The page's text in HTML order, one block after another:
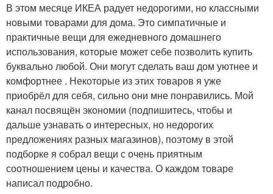
В этом месяце ИКЕА радует недорогими, но классными
новыми товарами для дома. Это симпатичные и
практичные вещи для ежедневного домашнего
использования, которые может себе позволить купить
буквально любой. Они могут сделать ваш дом уютнее и
комфортнее . Некоторые из этих товаров я уже
приобрёл для себя, сильно они мне понравились. Мой
канал посвящён экономии (подпишитесь, чтобы и
дальше узнавать о интересных, но недорогих
предложениях разных магазинов), поэтому в этой
подборке я собрал вещи с очень приятным
соотношением цены и качества. О каждом товаре
написал подробно.